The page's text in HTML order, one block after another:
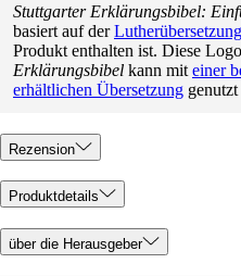
Stuttgarter Erklärungsbibel:
basiert auf der
Produkt enthalten ist. Diese
Erklärungsbibel kann mit einer
erhältlichen Übersetzung
Rezension
Produktdetails
über die Herausgeber